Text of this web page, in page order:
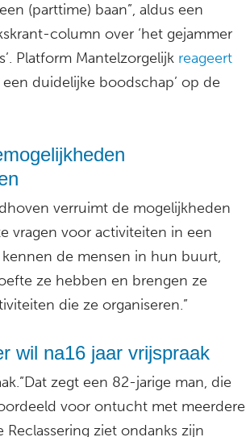
(parttime) baan”, aldus een
column over ‘het gejammer
Platform Mantelzorgelijk reageert
duidelijke boodschap’ op de
verruimt de mogelijkheden
vragen voor activiteiten in een
kennen de mensen in hun buurt,
ze hebben en brengen ze
die ze organiseren.”
wil na16 jaar vrijspraak
zegt een 82-jarige man, die
voor ontucht met meerdere
Reclassering ziet ondanks zijn